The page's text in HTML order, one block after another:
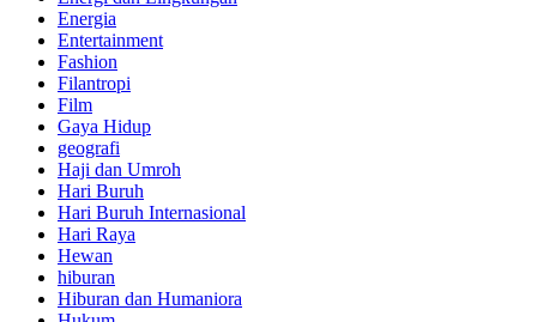
Energia
Entertainment
Fashion
Filantropi
Film
Gaya Hidup
geografi
Haji dan Umroh
Hari Buruh
Hari Buruh Internasional
Hari Raya
Hewan
hiburan
Hiburan dan Humaniora